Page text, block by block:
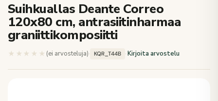
Suihkuallas Deante Correo
120x80 cm, antrasiitinharmaa
graniittikomposiitti
★★★★★ ★★★★★
(ei arvosteluja)· KQR_T44B ·Kirjoita arvostelu